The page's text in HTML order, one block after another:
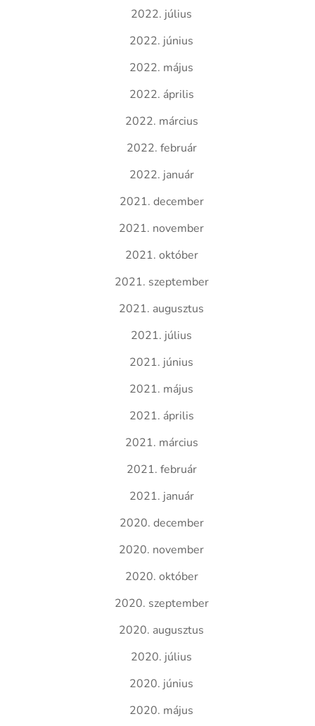
2022. július
2022. június
2022. május
2022. április
2022. március
2022. február
2022. január
2021. december
2021. november
2021. október
2021. szeptember
2021. augusztus
2021. július
2021. június
2021. május
2021. április
2021. március
2021. február
2021. január
2020. december
2020. november
2020. október
2020. szeptember
2020. augusztus
2020. július
2020. június
2020. május